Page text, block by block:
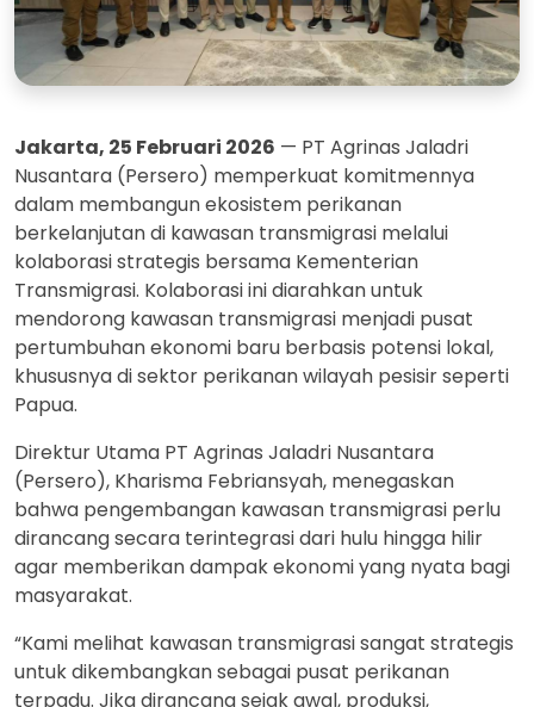
Jakarta, 25 Februari 2026 — PT Agrinas Jaladri
Nusantara (Persero) memperkuat komitmennya
dalam membangun ekosistem perikanan
berkelanjutan di kawasan transmigrasi melalui
kolaborasi strategis bersama Kementerian
Transmigrasi. Kolaborasi ini diarahkan untuk
mendorong kawasan transmigrasi menjadi pusat
pertumbuhan ekonomi baru berbasis potensi lokal,
khususnya di sektor perikanan wilayah pesisir seperti
Papua.
Direktur Utama PT Agrinas Jaladri Nusantara
(Persero), Kharisma Febriansyah, menegaskan
bahwa pengembangan kawasan transmigrasi perlu
dirancang secara terintegrasi dari hulu hingga hilir
agar memberikan dampak ekonomi yang nyata bagi
masyarakat.
“Kami melihat kawasan transmigrasi sangat strategis
untuk dikembangkan sebagai pusat perikanan
terpadu. Jika dirancang sejak awal, produksi,